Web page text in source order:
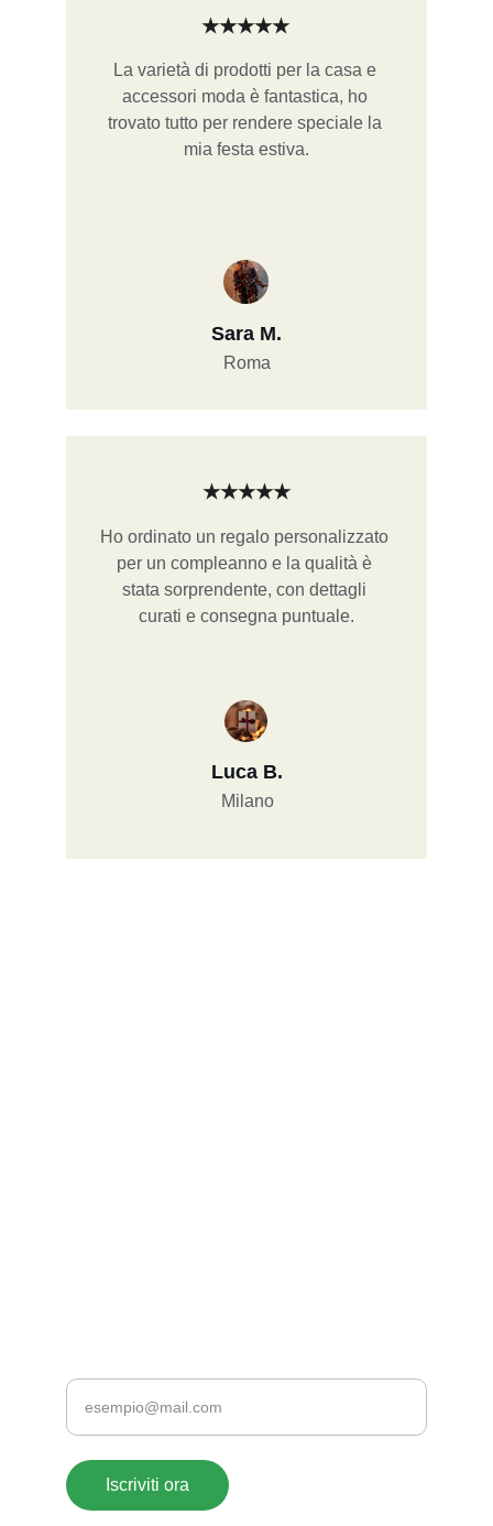
Ho ordinato un regalo personalizzato
per un compleanno e la qualità è
stata sorprendente, con dettagli
curati e consegna puntuale.
Luca B.
Milano
La varietà di prodotti per la casa e
accessori moda è fantastica, ho
trovato tutto per rendere speciale la
mia festa estiva.
Sara M.
Roma
★★★★★
★★★★★
Iscriviti ora